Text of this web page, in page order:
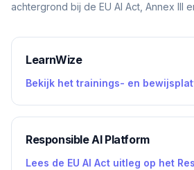
achtergrond bij de EU AI Act, Annex III
LearnWize
Bekijk het trainings- en
Responsible AI Platform
Lees de EU AI Act uitleg op het